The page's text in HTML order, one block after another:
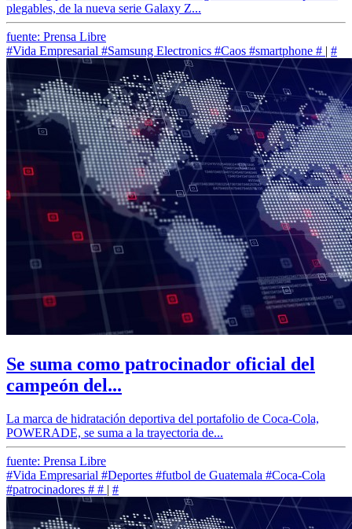
plegables, de la nueva serie Galaxy Z...
fuente: Prensa Libre
#Vida Empresarial #Samsung Electronics #Caos #smartphone # | #
Se suma como patrocinador oficial del
campeón del...
La marca de hidratación deportiva del portafolio de Coca-Cola,
POWERADE, se suma a la trayectoria de...
fuente: Prensa Libre
#Vida Empresarial #Deportes #futbol de Guatemala #Coca-Cola
#patrocinadores # # | #